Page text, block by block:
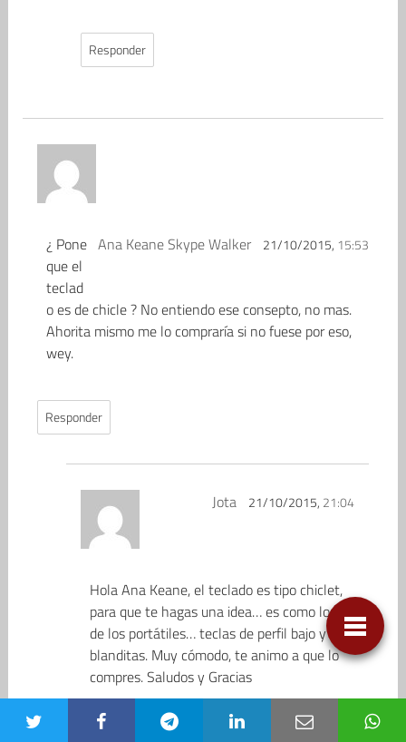
Responder
Ana Keane Skype Walker 21/10/2015, 15:53
¿ Pone
que el
teclad
o es de chicle ? No entiendo ese consepto, no mas.
Ahorita mismo me lo compraría si no fuese por eso,
wey.
Responder
Jota 21/10/2015, 21:04
Hola Ana Keane, el teclado es tipo chiclet,
para que te hagas una idea… es como los
de los portátiles… teclas de perfil bajo y
blanditas. Muy cómodo, te animo a que lo
compres. Saludos y Gracias